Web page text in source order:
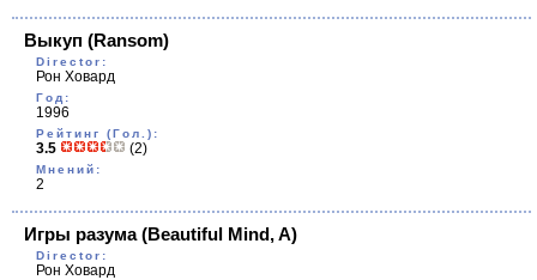
Выкуп (Ransom)
Director:
Рон Ховард
Год:
1996
Рейтинг (Гол.):
3.5 (2)
Мнений:
2
Игры разума(Beautiful Mind, A)
Director:
Рон Ховард